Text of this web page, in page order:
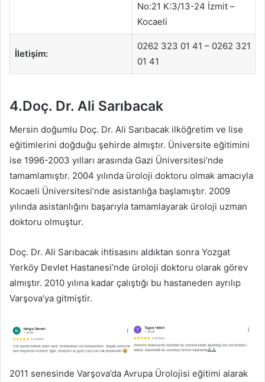
No:21 K:3/13-24 İzmit –
Kocaeli
İletişim:
0262 323 01 41 – 0262 321
01 41
4.Doç. Dr. Ali Sarıbacak
Mersin doğumlu Doç. Dr. Ali Sarıbacak ilköğretim ve lise
eğitimlerini doğduğu şehirde almıştır. Üniversite eğitimini
ise 1996-2003 yılları arasında Gazi Üniversitesi’nde
tamamlamıştır. 2004 yılında üroloji doktoru olmak amacıyla
Kocaeli Üniversitesi’nde asistanlığa başlamıştır. 2009
yılında asistanlığını başarıyla tamamlayarak üroloji uzman
doktoru olmuştur.
Doç. Dr. Ali Sarıbacak ihtisasını aldıktan sonra Yozgat
Yerköy Devlet Hastanesi’nde üroloji doktoru olarak görev
almıştır. 2010 yılına kadar çalıştığı bu hastaneden ayrılıp
Varşova’ya gitmiştir.
2011 senesinde Varşova’da Avrupa Ürolojisi eğitimi alarak